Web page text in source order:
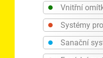
● Vnitřní
● Systémy
● Sanační